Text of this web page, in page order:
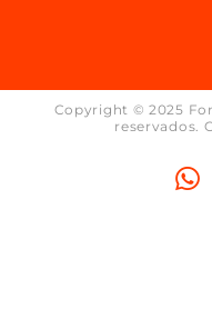
Copyright © 2025
reservados.